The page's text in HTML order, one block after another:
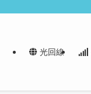
光回線